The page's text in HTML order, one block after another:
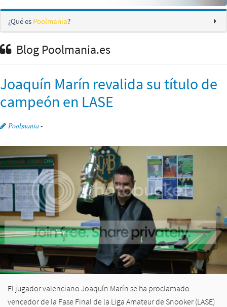
¿Qué es Poolmania?
Blog Poolmania.es
Joaquín Marín revalida su título de
campeón en LASE
Poolmania-
El jugador valenciano Joaquín Marín se ha proclamado
vencedor de la Fase Final de la Liga Amateur de Snooker (LASE)